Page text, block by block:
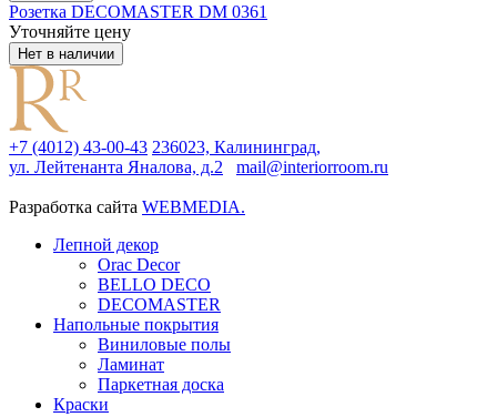
Розетка DECOMASTER DM 0361
Уточняйте цену
Нет в наличии
+7 (4012) 43-00-43 236023, Калининград,
ул. Лейтенанта Яналова, д.2
mail@interiorroom.ru
Разработка сайта WEBMEDIA.
Лепной декор
Orac Decor
BELLO DECO
DECOMASTER
Напольные покрытия
Виниловые полы
Ламинат
Паркетная доска
Краски